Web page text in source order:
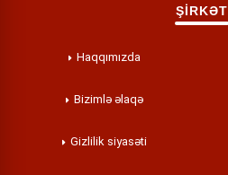
ŞİRKƏT
Haqqımızda
Bizimlə əlaqə
Gizlilik siyasəti